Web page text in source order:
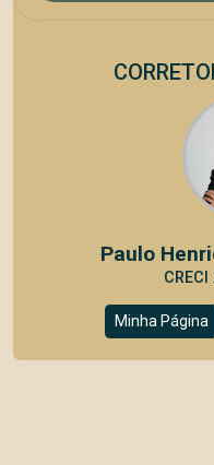
Paulo
Minha Página